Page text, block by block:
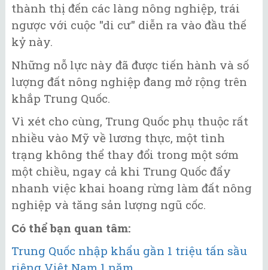
thành thị đến các làng nông nghiệp, trái
ngược với cuộc "di cư" diễn ra vào đầu thế
kỷ này.
Những nỗ lực này đã được tiến hành và số
lượng đất nông nghiệp đang mở rộng trên
khắp Trung Quốc.
Vì xét cho cùng, Trung Quốc phụ thuộc rất
nhiều vào Mỹ về lương thực, một tình
trạng không thể thay đổi trong một sớm
một chiều, ngay cả khi Trung Quốc đẩy
nhanh việc khai hoang rừng làm đất nông
nghiệp và tăng sản lượng ngũ cốc.
Có thể bạn quan tâm:
Trung Quốc nhập khẩu gần 1 triệu tấn sầu